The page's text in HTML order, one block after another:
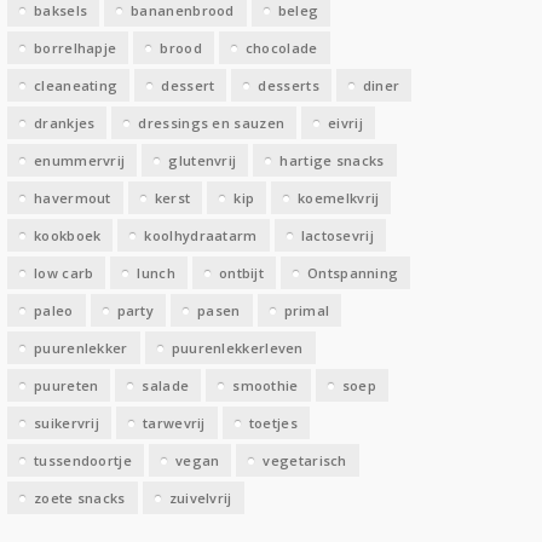
baksels bananenbrood beleg
borrelhapje brood chocolade
cleaneating dessert desserts diner
drankjes dressings en sauzen eivrij
enummervrij glutenvrij hartige snacks
havermout kerst kip koemelkvrij
kookboek koolhydraatarm lactosevrij
low carb lunch ontbijt Ontspanning
paleo party pasen primal
puurenlekker puurenlekkerleven
puureten salade smoothie soep
suikervrij tarwevrij toetjes
tussendoortje vegan vegetarisch
zoete snacks zuivelvrij